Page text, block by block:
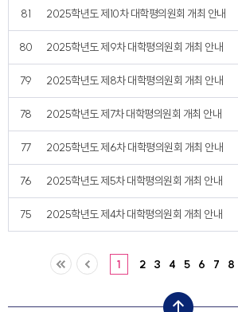
81 2025학년도 제10차 대학평의원회 개최 안내
80 2025학년도 제9차 대학평의원회 개최 안내
79 2025학년도 제8차 대학평의원회 개최 안내
78 2025학년도 제7차 대학평의원회 개최 안내
77 2025학년도 제6차 대학평의원회 개최 안내
76 2025학년도 제5차 대학평의원회 개최 안내
75 2025학년도 제4차 대학평의원회 개최 안내
1 2 3 4 5 6 7 8
top